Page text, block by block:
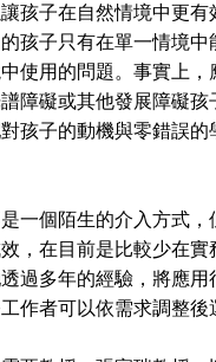
子在自然情境中更有
孩子只有在單一情境
使用的問題。事實上，
障礙或其他發展障礙
孩子的動機與零錯誤
個陌生的介入方式，
，在目前是比較少在
過多年的經驗，將應
作者可以依需求調整後